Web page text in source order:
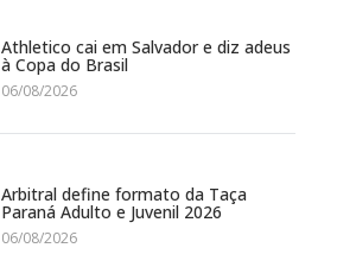
Athletico cai em Salvador e diz adeus
à Copa do Brasil
06/08/2026
Arbitral define formato da Taça
Paraná Adulto e Juvenil 2026
06/08/2026